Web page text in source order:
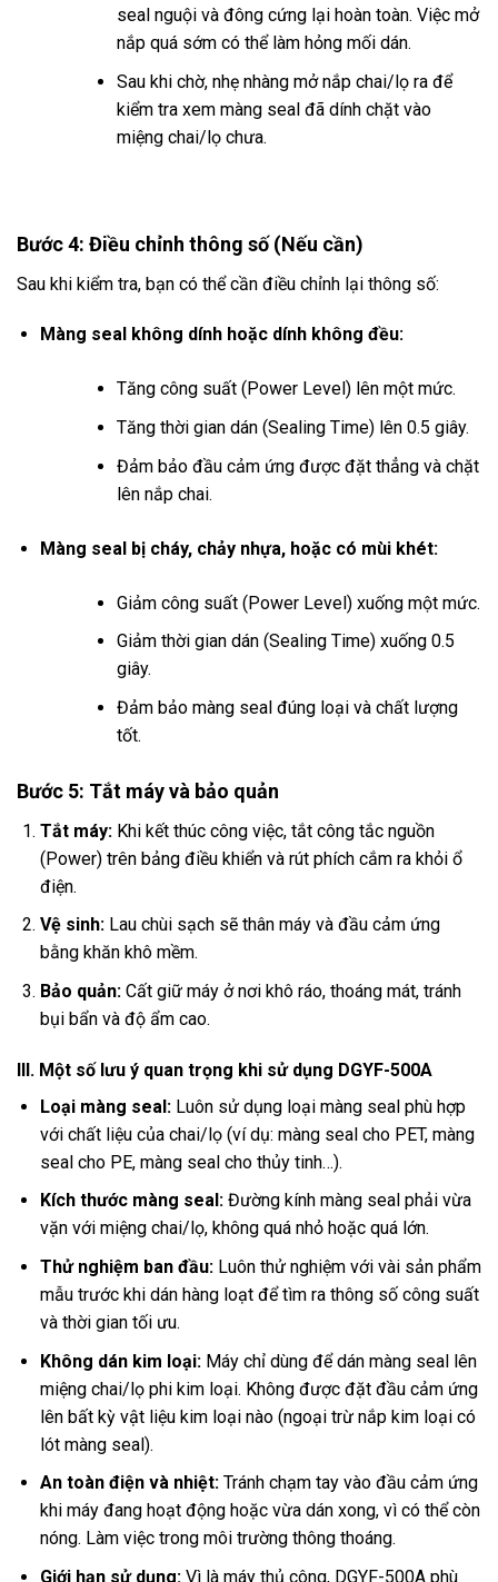
seal nguội và đông cứng lại hoàn toàn. Việc mở
nắp quá sớm có thể làm hỏng mối dán.
Sau khi chờ, nhẹ nhàng mở nắp chai/lọ ra để
kiểm tra xem màng seal đã dính chặt vào
miệng chai/lọ chưa.
Bước 4: Điều chỉnh thông số (Nếu cần)
Sau khi kiểm tra, bạn có thể cần điều chỉnh lại thông số:
Màng seal không dính hoặc dính không đều:
Tăng công suất (Power Level) lên một mức.
Tăng thời gian dán (Sealing Time) lên 0.5 giây.
Đảm bảo đầu cảm ứng được đặt thẳng và chặt
lên nắp chai.
Màng seal bị cháy, chảy nhựa, hoặc có mùi khét:
Giảm công suất (Power Level) xuống một mức.
Giảm thời gian dán (Sealing Time) xuống 0.5
giây.
Đảm bảo màng seal đúng loại và chất lượng
tốt.
Bước 5: Tắt máy và bảo quản
Tắt máy:Khi kết thúc công việc, tắt công tắc nguồn
(Power) trên bảng điều khiển và rút phích cắm ra khỏi ổ
điện.
Vệ sinh:Lau chùi sạch sẽ thân máy và đầu cảm ứng
bằng khăn khô mềm.
Bảo quản:Cất giữ máy ở nơi khô ráo, thoáng mát, tránh
bụi bẩn và độ ẩm cao.
III. Một số lưu ý quan trọng khi sử dụng DGYF-500A
Loại màng seal:Luôn sử dụng loại màng seal phù hợp
với chất liệu của chai/lọ (ví dụ: màng seal cho PET, màng
seal cho PE, màng seal cho thủy tinh…).
Kích thước màng seal:Đường kính màng seal phải vừa
vặn với miệng chai/lọ, không quá nhỏ hoặc quá lớn.
Thử nghiệm ban đầu:Luôn thử nghiệm với vài sản phẩm
mẫu trước khi dán hàng loạt để tìm ra thông số công suất
và thời gian tối ưu.
Không dán kim loại:Máy chỉ dùng để dán màng seal lên
miệng chai/lọ phi kim loại. Không được đặt đầu cảm ứng
lên bất kỳ vật liệu kim loại nào (ngoại trừ nắp kim loại có
lót màng seal).
An toàn điện và nhiệt:Tránh chạm tay vào đầu cảm ứng
khi máy đang hoạt động hoặc vừa dán xong, vì có thể còn
nóng. Làm việc trong môi trường thông thoáng.
Giới hạn sử dụng:Vì là máy thủ công, DGYF-500A phù